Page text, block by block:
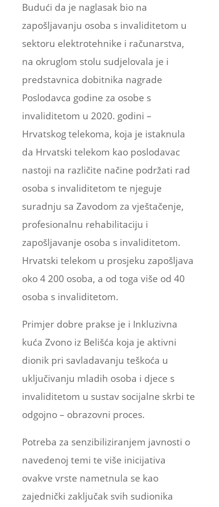
Budući da je naglasak bio na
zapošljavanju osoba s invaliditetom u
sektoru elektrotehnike i računarstva,
na okruglom stolu sudjelovala je i
predstavnica dobitnika nagrade
Poslodavca godine za osobe s
invaliditetom u 2020. godini –
Hrvatskog telekoma, koja je istaknula
da Hrvatski telekom kao poslodavac
nastoji na različite načine podržati rad
osoba s invaliditetom te njeguje
suradnju sa Zavodom za vještačenje,
profesionalnu rehabilitaciju i
zapošljavanje osoba s invaliditetom.
Hrvatski telekom u prosjeku zapošljava
oko 4 200 osoba, a od toga više od 40
osoba s invaliditetom.
Primjer dobre prakse je i Inkluzivna
kuća Zvono iz Belišća koja je aktivni
dionik pri savladavanju teškoća u
uključivanju mladih osoba i djece s
invaliditetom u sustav socijalne skrbi te
odgojno – obrazovni proces.
Potreba za senzibiliziranjem javnosti o
navedenoj temi te više inicijativa
ovakve vrste nametnula se kao
zajednički zaključak svih sudionika